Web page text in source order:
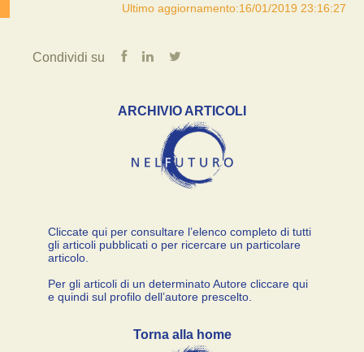
Ultimo aggiornamento:16/01/2019 23:16:27
Condividi su
ARCHIVIO ARTICOLI
Cliccate qui per consultare l’elenco completo di tutti
gli articoli pubblicati o per ricercare un particolare
articolo.
Per gli articoli di un determinato Autore cliccare qui
e quindi sul profilo dell’autore prescelto.
Torna alla home